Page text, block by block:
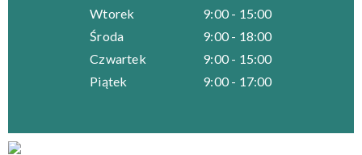
Wtorek
9:00 - 15:00
Środa
9:00 - 18:00
Czwartek
9:00 - 15:00
Piątek
9:00 - 17:00